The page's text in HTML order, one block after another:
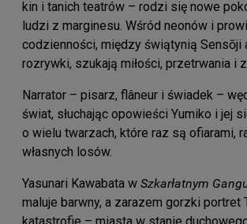
kin i tanich teatrów – rodzi się nowe
ludzi z marginesu. Wśród neonów i
codzienności, między świątynią Sensōji
rozrywki, szukają miłości, przetrwania i
Narrator – pisarz, flâneur i świadek –
świat, słuchając opowieści Yumiko i jej
o wielu twarzach, które raz są ofiarami,
własnych losów.
Yasunari Kawabata w Szkarłatnym
maluje barwny, a zarazem gorzki portret